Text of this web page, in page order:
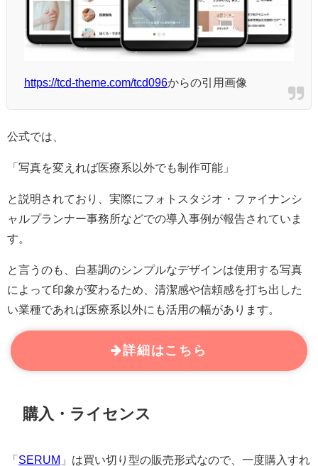
https://tcd-theme.com/tcd096からの引用画像
公式では、
「写真を変えれば医療系以外でも制作可能」
と説明されており、実際にフォトスタジオ・ファイナンシ
ャルプランナー事務所などでの導入事例が報告されていま
す。
と言うのも、白基調のシンプルなデザインは使用する写真
によって印象が変わるため、清潔感や信頼感を打ち出した
い業種であれば医療系以外にも活用の幅があります。
詳細はこちら
購入・ライセンス
「 SERUM 」は買い切り型の販売形式なので、一度購入すれ